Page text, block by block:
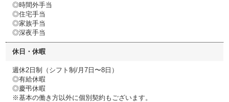
◎時間外手当
◎住宅手当
◎家族手当
◎深夜手当
休日・休暇
週休2日制（シフト制/月7日〜8日）
◎有給休暇
◎慶弔休暇
※基本の働き方以外に個別契約もございます。